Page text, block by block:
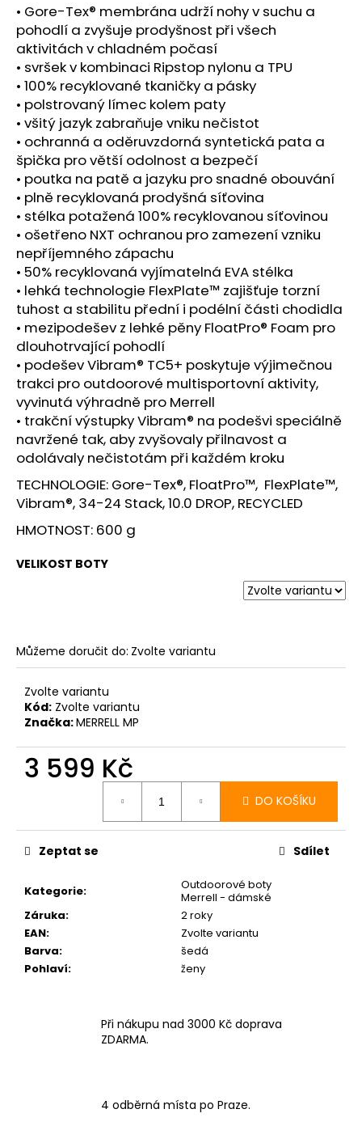
• Gore-Tex® membrána udrží nohy v suchu a
pohodlí a zvyšuje prodyšnost při všech
aktivitách v chladném počasí
• svršek v kombinaci Ripstop nylonu a TPU
• 100% recyklované tkaničky a pásky
• polstrovaný límec kolem paty
• všitý jazyk zabraňuje vniku nečistot
• ochranná a oděruvzdorná syntetická pata a
špička pro větší odolnost a bezpečí
• poutka na patě a jazyku pro snadné obouvání
• plně recyklovaná prodyšná síťovina
• stélka potažená 100% recyklovanou síťovinou
• ošetřeno NXT ochranou pro zamezení vzniku
nepříjemného zápachu
• 50% recyklovaná vyjímatelná EVA stélka
• lehká technologie FlexPlate™ zajišťuje torzní
tuhost a stabilitu přední i podélní části chodidla
• mezipodešev z lehké pěny FloatPro® Foam pro
dlouhotrvající pohodlí
• podešev Vibram® TC5+ poskytuje výjimečnou
trakci pro outdoorové multisportovní aktivity,
vyvinutá výhradně pro Merrell
• trakční výstupky Vibram® na podešvi speciálně
navržené tak, aby zvyšovaly přilnavost a
odolávaly nečistotám při každém kroku
TECHNOLOGIE: Gore-Tex®, FloatPro™, FlexPlate™,
Vibram®, 34-24 Stack, 10.0 DROP, RECYCLED
HMOTNOST: 600 g
VELIKOST BOTY
Můžeme doručit do: Zvolte variantu
Zvolte variantu
Kód: Zvolte variantu
Značka:MERRELL MP
3 599 Kč
DO KOŠÍKU
Kategorie:
Outdoorové boty
Merrell - dámské
Záruka:
2 roky
EAN:
Zvolte variantu
Barva:
šedá
Pohlaví: ženy
Zeptat se Sdílet
Při nákupu nad 3000 Kč doprava
ZDARMA.
4 odběrná místa po Praze.
ULTRA
TRAIL
-
ŠEDÁ
599
Kč
Původně:
990
Kč